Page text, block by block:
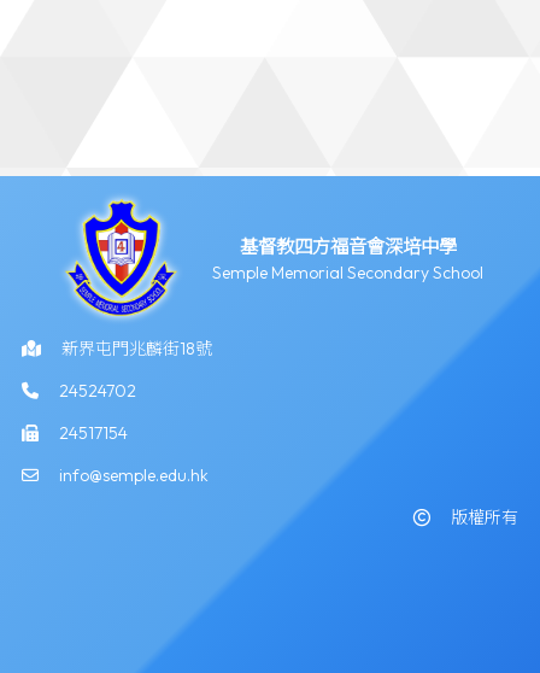
基督教四方福音會深培中學
Semple Memorial Secondary School
新界屯門兆麟街18號
24524702
24517154
info@semple.edu.hk
版權所有